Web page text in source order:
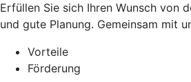
Erfüllen Sie sich Ihren Wunsch von
und gute Planung. Gemeinsam mit
Vorteile
Förderung